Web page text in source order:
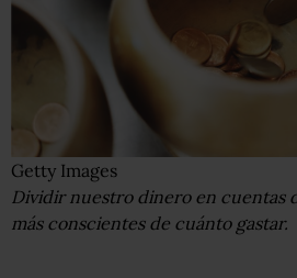
Getty Images
Dividir nuestro dinero en cuentas
más conscientes de cuánto gastar.